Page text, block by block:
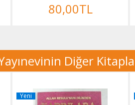
80,00TL
Diğer
Yeni